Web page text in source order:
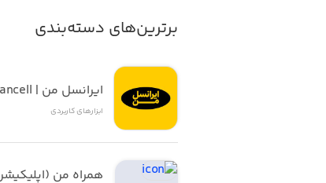
برترین‌های دسته‌بندی
ایرانسل من | MyIrancell
ابزار‌های کاربردی